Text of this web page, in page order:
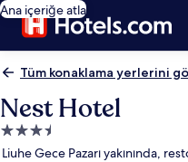
Ana içeriğe atla
Tüm konaklama yerlerini
Nest Hotel
3.5
yıldızlı
Liuhe Gece Pazarı yakınında,